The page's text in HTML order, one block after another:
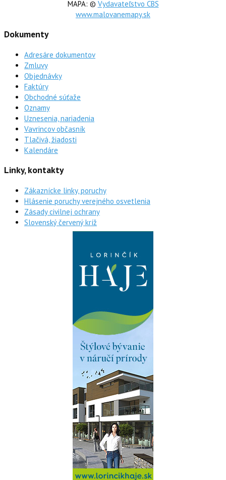
MAPA: © Vydavateľstvo CBS
www.malovanemapy.sk
Dokumenty
Adresáre dokumentov
Zmluvy
Objednávky
Faktúry
Obchodné súťaže
Oznamy
Uznesenia, nariadenia
Vavrincov občasník
Tlačivá, žiadosti
Kalendáre
Linky, kontakty
Zákaznícke linky, poruchy
Hlásenie poruchy verejného osvetlenia
Zásady civilnej ochrany
Slovenský červený kríž